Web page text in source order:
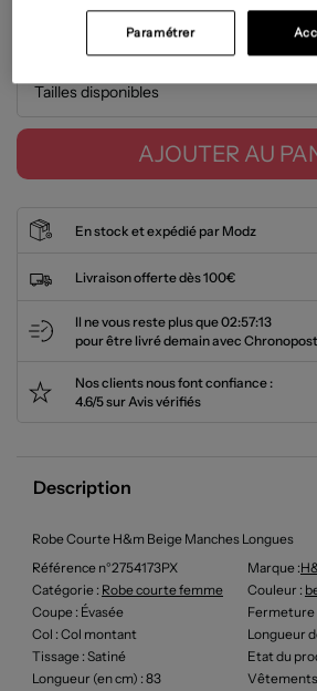
Guide des tailles
Tailles disponibles
AJOUTER AU
En stock et expédié par Modz
Livraison offerte dès 100€
Il ne vous reste plus que02:57:12
pour être livré demain avec
Nos clients nous font confiance :
4.6/5 sur Avis vérifiés
Description
Robe Courte H&m Beige Manches Longues
Référence n°2754173PX
Marque :
Catégorie : Robe courte femme Couleur :
Coupe : Évasée Fermeture
Col : Col montant Longueur
Tissage : Satiné Etat du
Longueur (en cm) : 83
Paramétrer